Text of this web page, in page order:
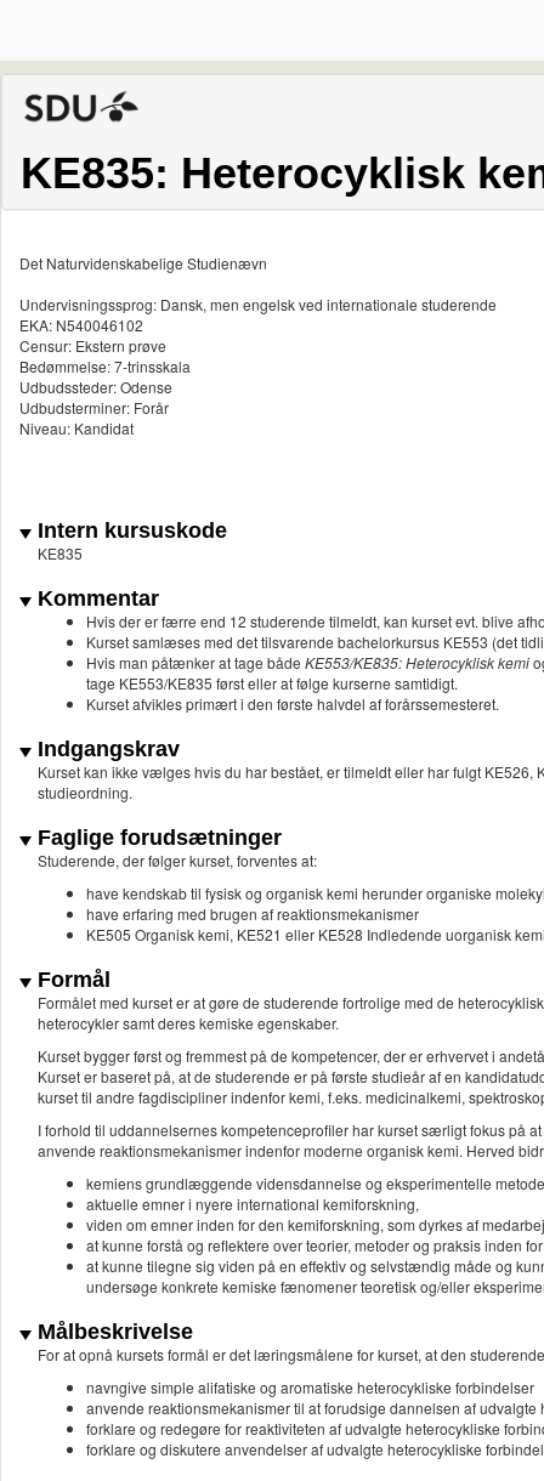
KE835: Heterocyklisk
Det Naturvidenskabelige Studienævn
Undervisningssprog: Dansk, men engelsk ved internationale studerende
EKA: N540046102
Censur: Ekstern prøve
Bedømmelse: 7-trinsskala
Udbudssteder: Odense
Udbudsterminer: Forår
Niveau: Kandidat
Intern kursuskode
KE835
Kommentar
Hvis der er færre end 12 studerende tilmeldt, kan kurset evt. blive
Kurset samlæses med det tilsvarende bachelorkursus KE553 (det
Hvis man påtænker at tage både KE553/KE835: Heterocyklisk kemi
tage KE553/KE835 først eller at følge kurserne samtidigt.
Kurset afvikles primært i den første halvdel af forårssemesteret.
Indgangskrav
Kurset kan ikke vælges hvis du har bestået, er tilmeldt eller har fulgt
studieordning.
Faglige forudsætninger
Studerende, der følger kurset, forventes at:
have kendskab til fysisk og organisk kemi herunder organiske
have erfaring med brugen af reaktionsmekanismer
KE505 Organisk kemi, KE521 eller KE528 Indledende uorganisk
Formål
Formålet med kurset er at gøre de studerende fortrolige med de
heterocykler samt deres kemiske egenskaber.
Kurset bygger først og fremmest på de kompetencer, der er erhvervet i
Kurset er baseret på, at de studerende er på første studieår af en
kurset til andre fagdiscipliner indenfor kemi, f.eks. medicinalkemi,
I forhold til uddannelsernes kompetenceprofiler har kurset særligt fokus på
anvende reaktionsmekanismer indenfor moderne organisk kemi. Herved
kemiens grundlæggende vidensdannelse og eksperimentelle
aktuelle emner i nyere international kemiforskning,
viden om emner inden for den kemiforskning, som dyrkes af
at kunne forstå og reflektere over teorier, metoder og praksis inden
at kunne tilegne sig viden på en effektiv og selvstændig måde og
undersøge konkrete kemiske fænomener teoretisk og/eller
Målbeskrivelse
For at opnå kursets formål er det læringsmålene for kurset, at den
navngive simple alifatiske og aromatiske heterocykliske forbindelser
anvende reaktionsmekanismer til at forudsige dannelsen af
forklare og redegøre for reaktiviteten af udvalgte heterocykliske
forklare og diskutere anvendelser af udvalgte heterocykliske